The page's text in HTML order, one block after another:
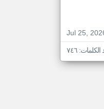
Jul 25,
٧٤٦